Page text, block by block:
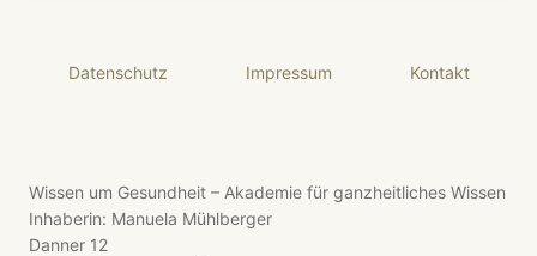
Datenschutz Impressum Kontakt
Wissen um Gesundheit – Akademie für ganzheitliches Wissen
Inhaberin: Manuela Mühlberger
Danner 12